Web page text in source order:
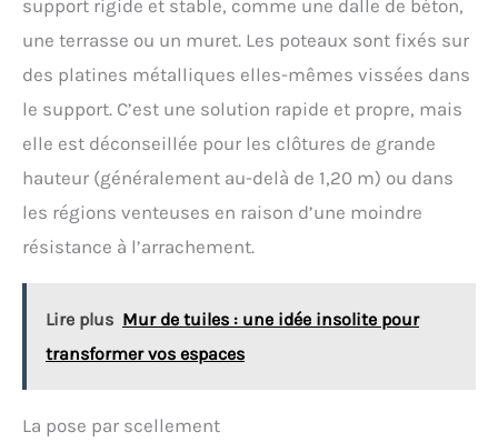
support rigide et stable, comme une dalle de béton,
une terrasse ou un muret. Les poteaux sont fixés sur
des platines métalliques elles-mêmes vissées dans
le support. C’est une solution rapide et propre, mais
elle est déconseillée pour les clôtures de grande
hauteur (généralement au-delà de 1,20 m) ou dans
les régions venteuses en raison d’une moindre
résistance à l’arrachement.
Lire plus Mur de tuiles : une idée insolite pour
transformer vos espaces
La pose par scellement